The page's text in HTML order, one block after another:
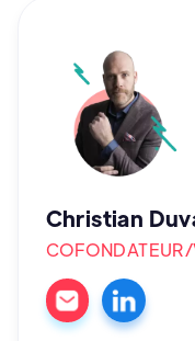
Christian
COFONDATEUR/